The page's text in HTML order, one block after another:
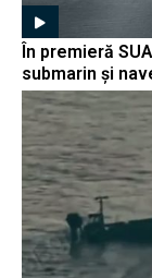
În premieră
submarin și